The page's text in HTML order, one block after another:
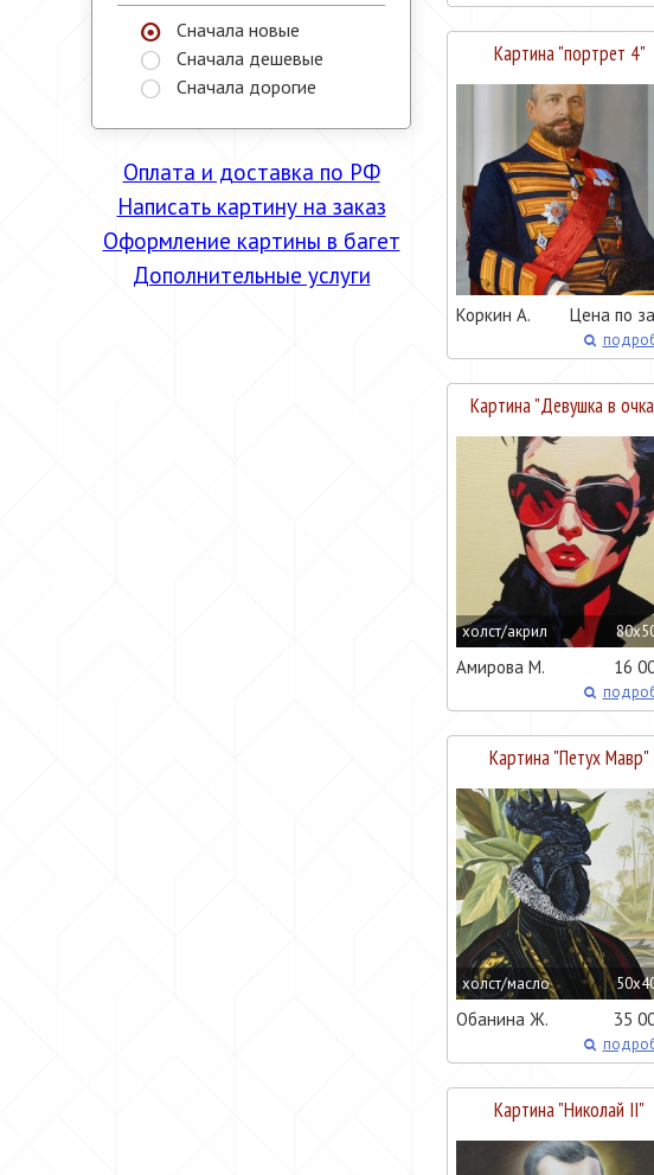
Сначала новые
Сначала дешевые
Сначала дорогие
Оплата и доставка по РФ
Написать картину на заказ
Оформление картины в багет
Дополнительные услуги
Картина "портрет 4"
Коркин А.
Картина "Девушка в
холст/акрил
Амирова М. 16
Картина "Петух Мавр"
холст/масло
Обанина Ж. 35
Картина "Николай II"